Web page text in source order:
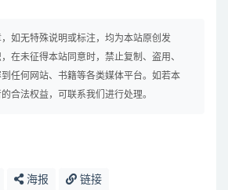
如无特殊说明或标注，均为本站原创发
在未征得本站同意时，禁止复制、盗用、
任何网站、书籍等各类媒体平台。如若本
合法权益，可联系我们进行处理。
海报 链接